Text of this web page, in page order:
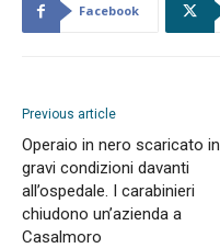
Facebook
Previous article
Operaio in nero scaricato in
gravi condizioni davanti
all’ospedale. I carabinieri
chiudono un’azienda a
Casalmoro